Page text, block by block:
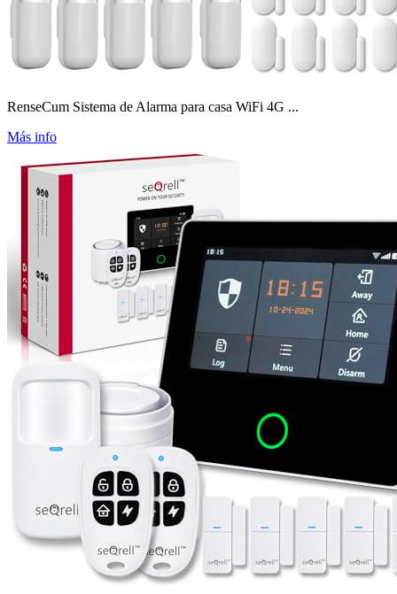
RenseCum Sistema de Alarma para casa WiFi 4G ...
Más info